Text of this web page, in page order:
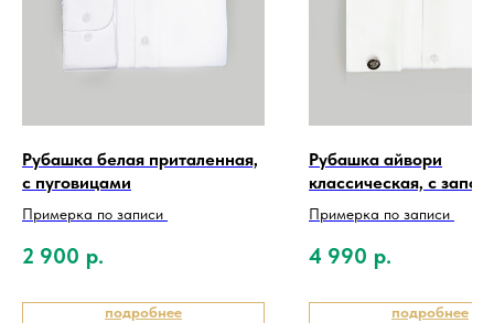
Рубашка белая приталенная,
с пуговицами
Примерка по записи
2 900 р.
подробнее
Рубашка айвори
классическая, с
Примерка по записи
4 990 р.
подробнее